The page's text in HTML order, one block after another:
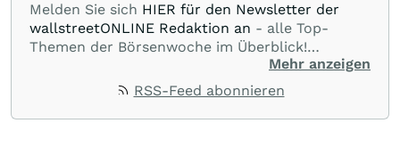
Melden Sie sich HIER für den Newsletter der
wallstreetONLINE Redaktion an - alle Top-
Themen der Börsenwoche im Überblick!
Verpassen Sie kein wichtiges Anleger-Thema!Für
Beiträge auf diesem journalistischen Channel ist
Redaktion verantwortlich. Die Fachjournalisten
Mehr anzeigen
RSS-Feed abonnieren